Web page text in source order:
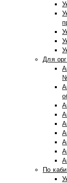
Для
По